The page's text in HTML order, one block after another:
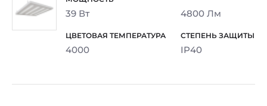
39 Вт 4800 Лм
4000 IP40